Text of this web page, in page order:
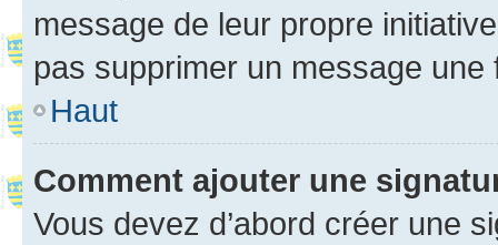
message de leur propre
pas supprimer un message une
Haut
Comment ajouter une
Vous devez d’abord créer une